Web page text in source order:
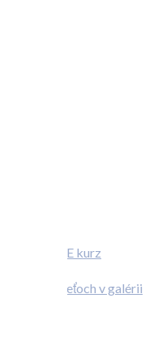
ONLINE kurz
O deťoch v galérii